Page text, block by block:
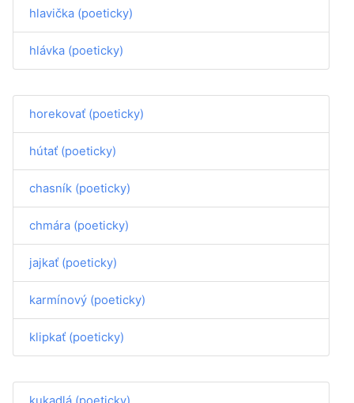
hlavička (poeticky)
hlávka (poeticky)
horekovať (poeticky)
hútať (poeticky)
chasník (poeticky)
chmára (poeticky)
jajkať (poeticky)
karmínový (poeticky)
klipkať (poeticky)